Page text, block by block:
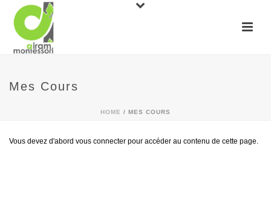
Mes Cours
HOME / MES COURS
Vous devez d'abord vous connecter pour accéder au contenu de cette page.